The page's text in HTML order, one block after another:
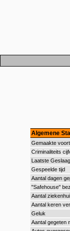
Algemene
Gemaakte
Criminaliteits
Laatste
Gespeelde tijd
Aantal dagen
"Safehouse"
Aantal
Aantal keren
Geluk
Aantal gegeten